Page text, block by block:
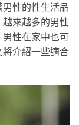
性的性生活品
來越多的男性
性在家中也可
介紹一些適合